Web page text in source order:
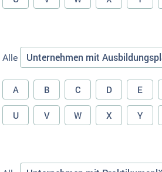
Alle Unternehmen mit
A B C D E
U V W X Y